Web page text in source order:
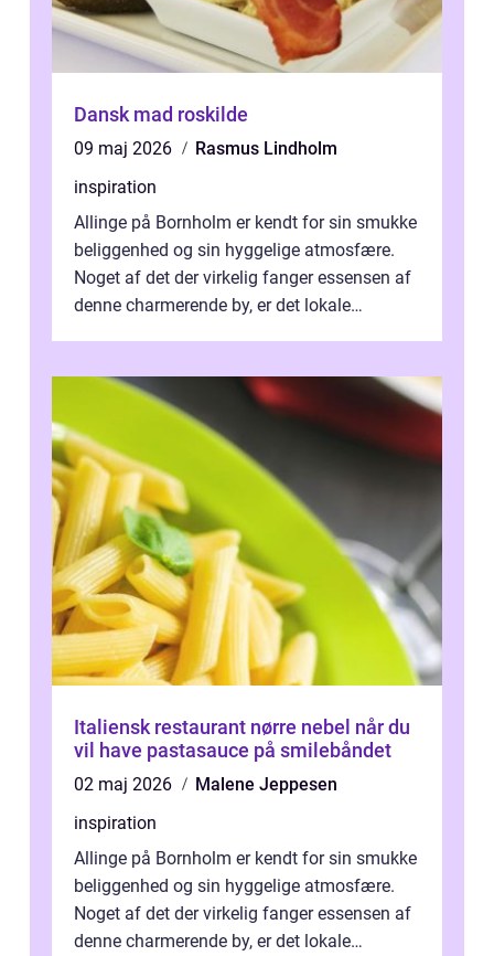
Dansk mad roskilde
09 maj 2026
Rasmus Lindholm
inspiration
Allinge på Bornholm er kendt for sin smukke
beliggenhed og sin hyggelige atmosfære.
Noget af det der virkelig fanger essensen af
denne charmerende by, er det lokale
Italiensk restaurant nørre nebel når du
vil have pastasauce på smilebåndet
02 maj 2026
Malene Jeppesen
inspiration
Allinge på Bornholm er kendt for sin smukke
beliggenhed og sin hyggelige atmosfære.
Noget af det der virkelig fanger essensen af
denne charmerende by, er det lokale